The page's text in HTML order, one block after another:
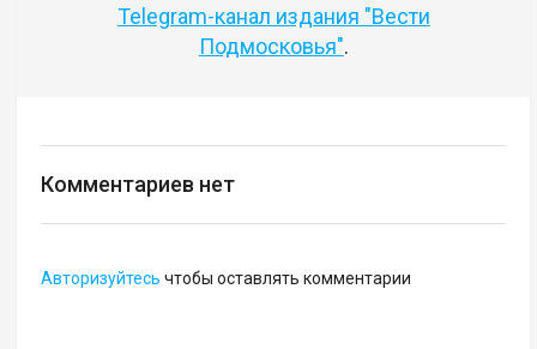
Telegram-канал издания "Вести
Подмосковья".
Комментариев нет
Авторизуйтесь чтобы оставлять комментарии